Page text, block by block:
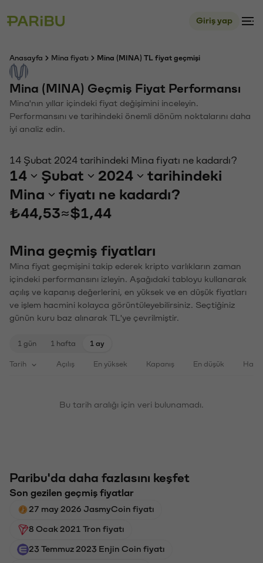
Giriş yap
Anasayfa Mina fiyatı Mina (MINA) TL fiyat geçmişi
Mina (MINA) Geçmiş Fiyat Performansı
Mina'nın yıllar içindeki fiyat değişimini inceleyin.
Performansını ve tarihindeki önemli dönüm noktalarını daha
iyi analiz edin.
14 Şubat 2024 tarihindeki Mina fiyatı ne kadardı?
14 Şubat 2024
tarihindeki
Mina
fiyatı ne kadardı?
₺44,53≈$1,44
Mina geçmiş fiyatları
Mina fiyat geçmişini takip ederek kripto varlıkların zaman
içindeki performansını izleyin. Aşağıdaki tabloyu kullanarak
açılış ve kapanış değerlerini, en yüksek ve en düşük fiyatları
ve işlem hacmini kolayca görüntüleyebilirsiniz. Seçtiğiniz
günün kuru baz alınarak TL'ye çevrilmiştir.
1 gün 1 hafta 1 ay
Tarih Açılış En yüksek Kapanış En düşük
Bu tarih aralığı için veri bulunamadı.
Paribu'da daha fazlasını keşfet
Son gezilen geçmiş fiyatlar
27 may 2026 JasmyCoin fiyatı
8 Ocak 2021 Tron fiyatı
23 Temmuz 2023 Enjin Coin fiyatı